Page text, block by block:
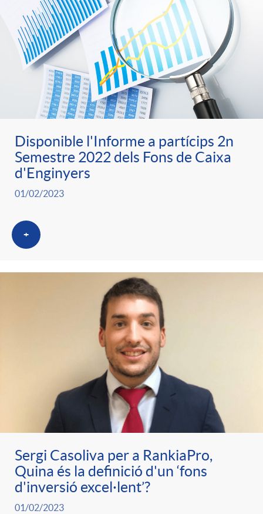
Disponible l'Informe a partícips 2n
Semestre 2022 dels Fons de Caixa
d'Enginyers
01/02/2023
+
Sergi Casoliva per a RankiaPro,
Quina és la definició d'un ‘fons
d'inversió excel·lent’?
01/02/2023